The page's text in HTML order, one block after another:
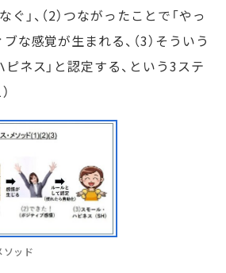
」、（2）つながったことで「やっ
な感覚が生まれる、（3）そういう
ピネス」と認定する、という3ステ
ソッド